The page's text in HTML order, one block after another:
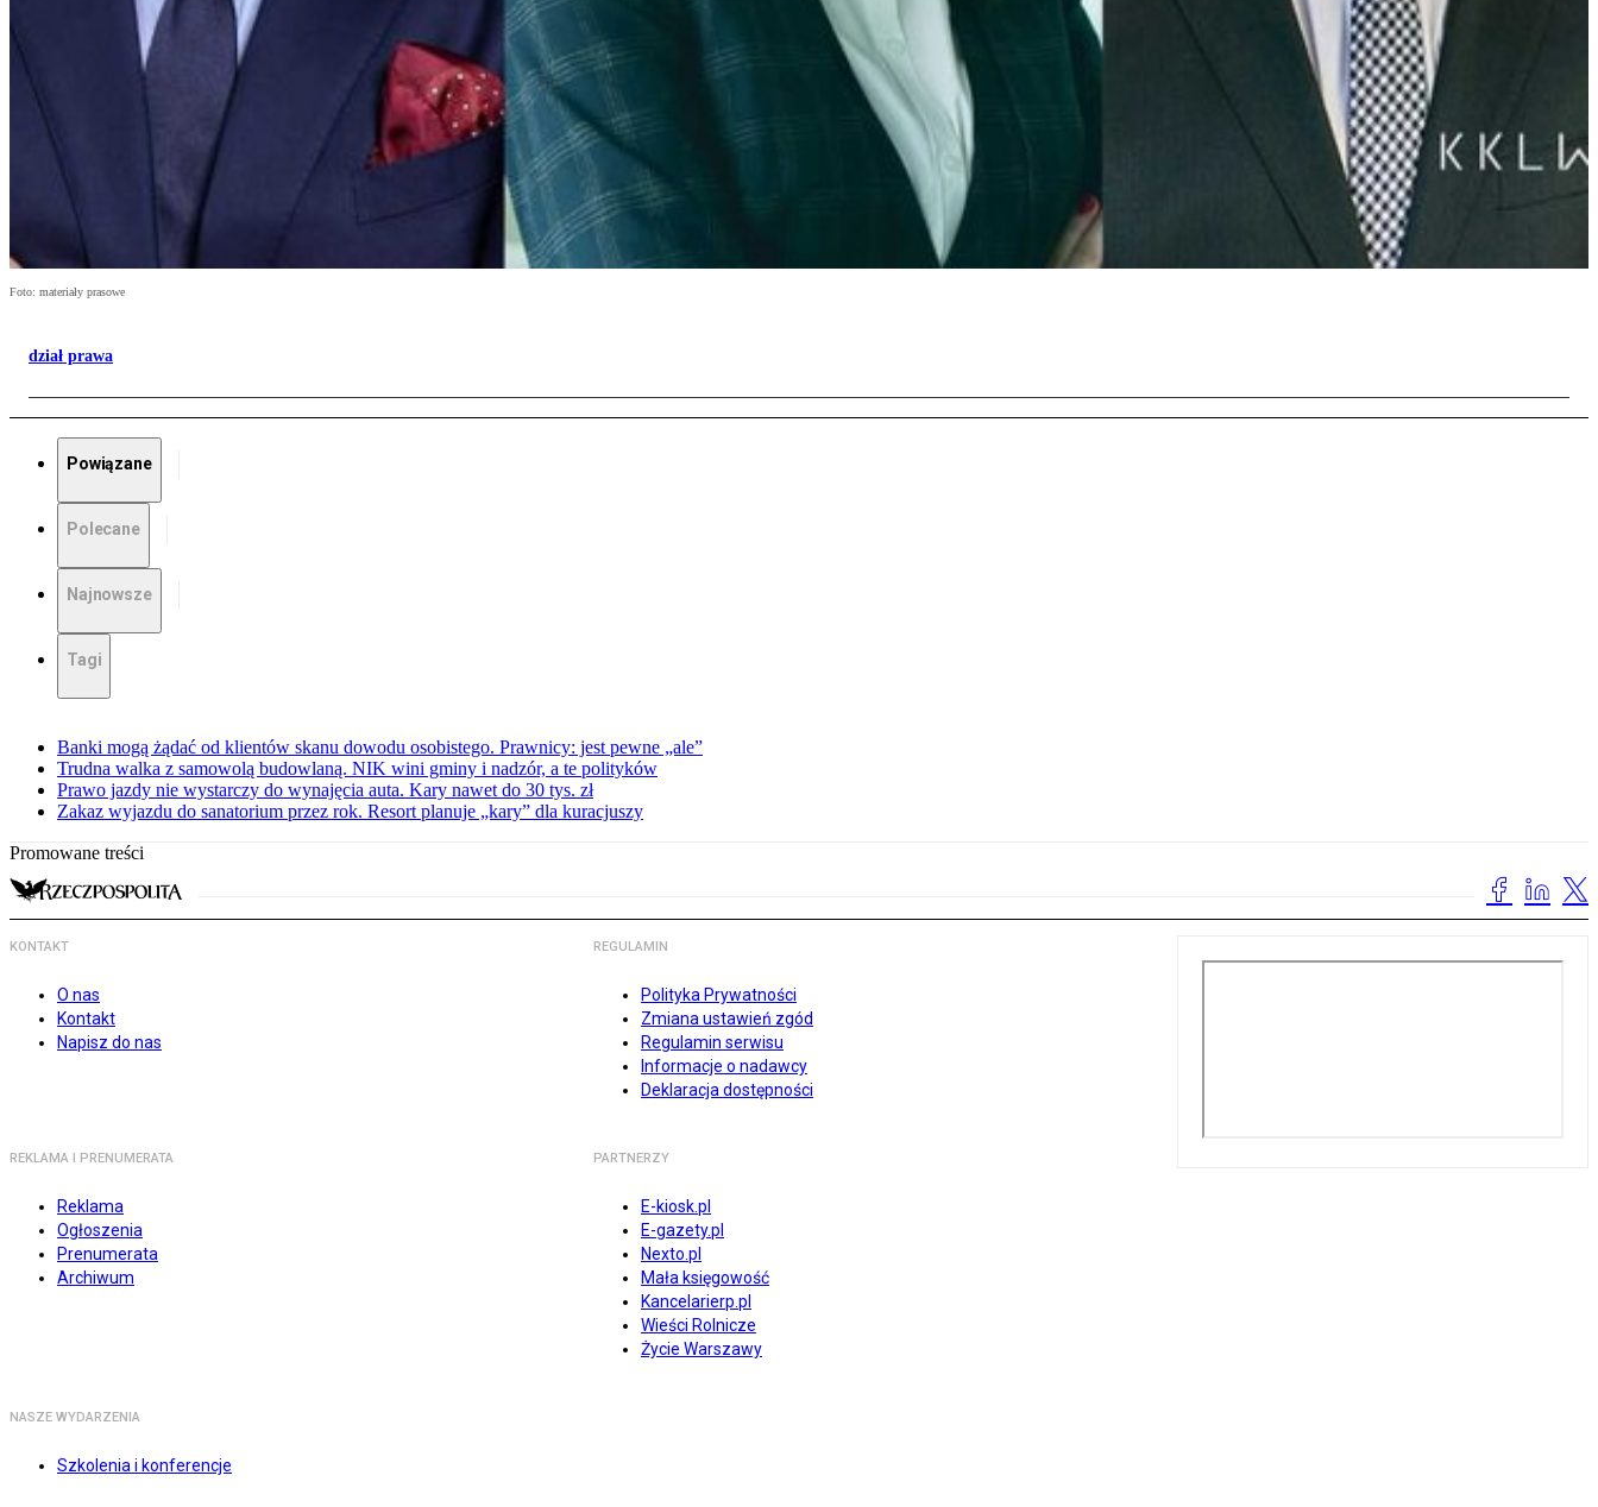
Foto: materiały prasowe
dział prawa
Powiązane
Polecane
Najnowsze
Tagi
Banki mogą żądać od klientów skanu dowodu osobistego. Prawnicy: jest pewne „ale”
Trudna walka z samowolą budowlaną. NIK wini gminy i nadzór, a te polityków
Prawo jazdy nie wystarczy do wynajęcia auta. Kary nawet do 30 tys. zł
Zakaz wyjazdu do sanatorium przez rok. Resort planuje „kary” dla kuracjuszy
Promowane treści
KONTAKT
O nas
Kontakt
Napisz do nas
REGULAMIN
Polityka Prywatności
Zmiana ustawień zgód
Regulamin serwisu
Informacje o nadawcy
Deklaracja dostępności
REKLAMA I PRENUMERATA
Reklama
Ogłoszenia
Prenumerata
Archiwum
PARTNERZY
E-kiosk.pl
E-gazety.pl
Nexto.pl
Mała księgowość
Kancelarierp.pl
Wieści Rolnicze
Życie Warszawy
NASZE WYDARZENIA
Szkolenia i konferencje